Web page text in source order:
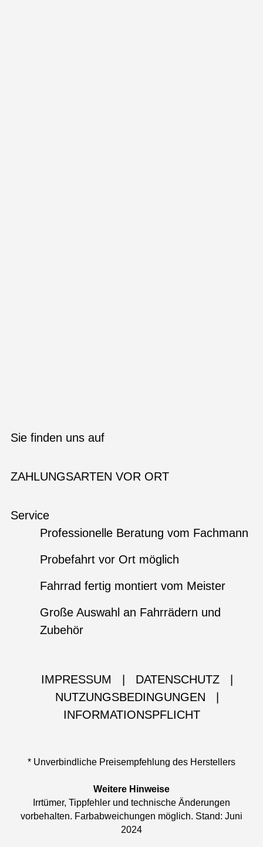
Sie finden uns auf
ZAHLUNGSARTEN VOR ORT
Service
Professionelle Beratung vom Fachmann
Probefahrt vor Ort möglich
Fahrrad fertig montiert vom Meister
Große Auswahl an Fahrrädern und
Zubehör
IMPRESSUM DATENSCHUTZ
NUTZUNGSBEDINGUNGEN
INFORMATIONSPFLICHT
* Unverbindliche Preisempfehlung des Herstellers
Weitere Hinweise
Irrtümer, Tippfehler und technische Änderungen
vorbehalten. Farbabweichungen möglich. Stand: Juni
2024